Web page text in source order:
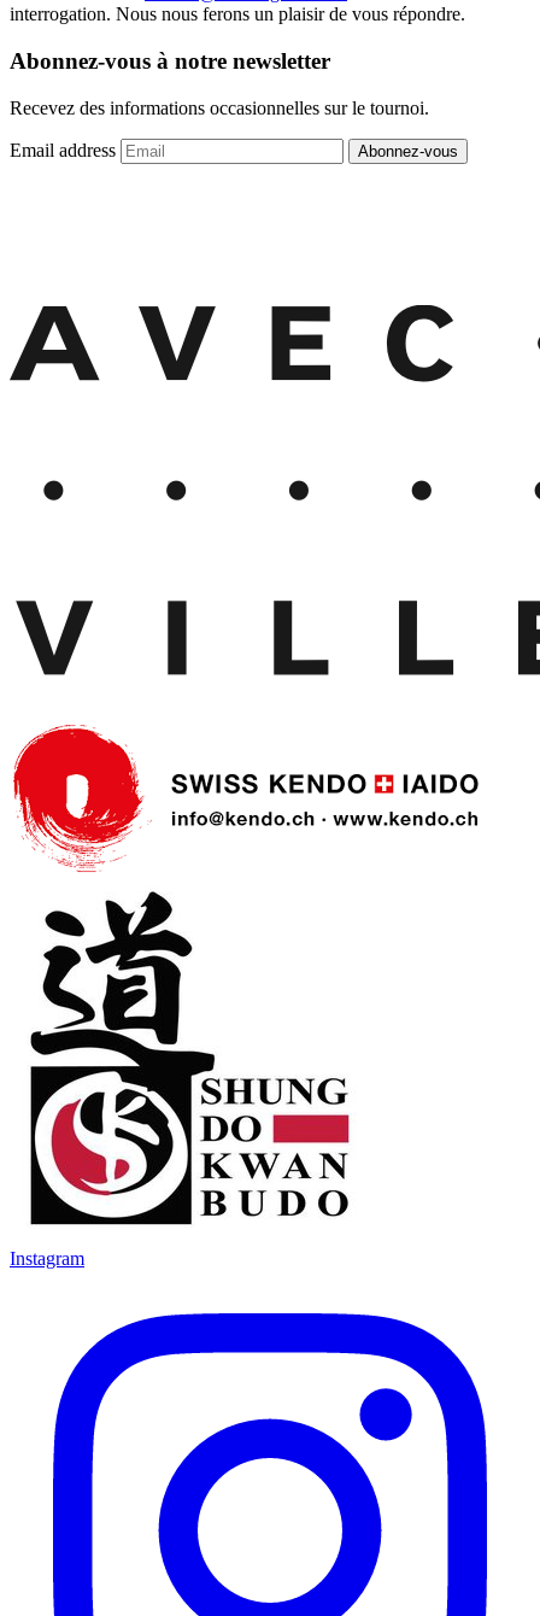
interrogation. Nous nous ferons un plaisir de vous répondre.
Abonnez-vous à notre newsletter
Recevez des informations occasionnelles sur le tournoi.
Email address Abonnez-vous
Instagram